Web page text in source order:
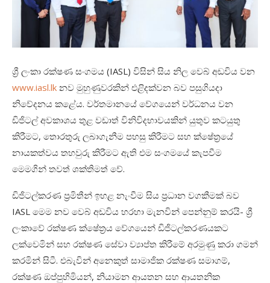
ශ්‍රී ලංකා රක්ෂණ සංගමය (IASL) විසින් සිය නිල වෙබ් අඩවිය වන
www.iasl.lk නව මුහුණුවරකින් එළිදක්වන බව පසුගියදා
නිවේදනය කළේය. වර්තමානයේ වේගයෙන් වර්ධනය වන
ඩිජිටල් අවකාශය තුළ වඩාත් විනිවිදභාවයකින් යුතුව කටයුතු
කිරීමට, තොරතුරු ලබාගැනීම පහසු කිරීමට සහ ක්ෂේත්‍රයේ
නායකත්වය තහවුරු කිරීමට ඇති එම සංගමයේ කැපවීම
මෙමගින් තවත් ශක්තිමත් වේ.
ඩිජිටල්කරණ ප්‍රමිතීන් ඉහළ නැංවීම සිය ප්‍රධාන වගකීමක් බව
IASL මෙම නව වෙබ් අඩවිය හරහා මැනවින් පෙන්නුම් කරයි- ශ්‍රී
ලංකාවේ රක්ෂණ ක්ෂේත්‍රය වේගයෙන් ඩිජිටල්කරණයකට
ලක්වෙමින් සහ රක්ෂණ සේවා ව්‍යාප්ත කිරීමේ අරමුණු කරා ගමන්
කරමින් සිටී. එබැවින් අනෙකුත් සාමාජික රක්ෂණ සමාගම්,
රක්ෂණ ඔප්පුහිමියන්, නියාමන ආයතන සහ ආයතනික